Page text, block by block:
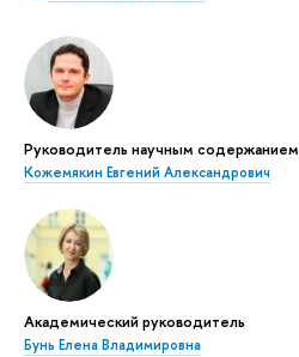
Руководитель научным содержанием
Кожемякин Евгений Александрович
Академический руководитель
Бунь Елена Владимировна